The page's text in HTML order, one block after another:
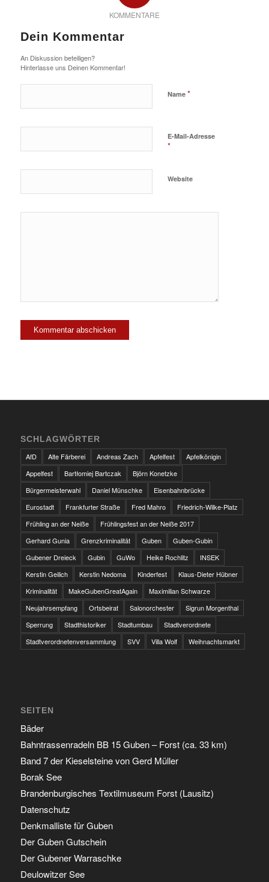
KOMMENTARE
Dein Kommentar
An Diskussion beteiligen?
Hinterlasse uns Deinen Kommentar!
Name *
E-Mail-Adresse
*
Website
SCHLAGWÖRTER
AfD
Alte Färberei Andreas Zach Apfelfest
Apfelkönigin
Appelfest
Bartłomiej Bartczak
Björn Konetzke
Bürgermeisterwahl
Daniel Münschke
Eisenbahnbrücke
Eurostadt
Frankfurter Straße Fred Mahro
Friedrich-Wilke-Platz
Frühling an der Neiße
Frühlingsfest an der Neiße 2017
Gerhard Gunia
Grenzkriminalität Guben
Guben-Gubin
Gubener Dreieck
Gubin GuWo Heike Rochlitz
INSEK
Kerstin Geilich
Kerstin Nedoma Kinderfest
Klaus-Dieter Hübner
Kriminalität
MakeGubenGreatAgain
Maximilian Schwarze
Neujahrsempfang
Ortsbeirat Salonorchester
Sigrun Morgenthal
Sperrung
Stadthistoriker Stadtumbau
Stadtverordnete
Stadtverordnetenversammlung
SVV Villa Wolf Weihnachtsmarkt
SEITEN
Bäder
Bahntrassenradeln BB 15 Guben – Forst (ca. 33 km)
Band 7 der Kieselsteine von Gerd Müller
Borak See
Brandenburgisches Textilmuseum Forst (Lausitz)
Datenschutz
Denkmalliste für Guben
Der Guben Gutschein
Der Gubener Warraschke
Deulowitzer See